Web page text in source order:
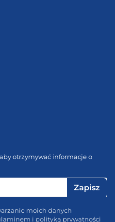
otrzymywać informacje o
moich danych
i polityką prywatności